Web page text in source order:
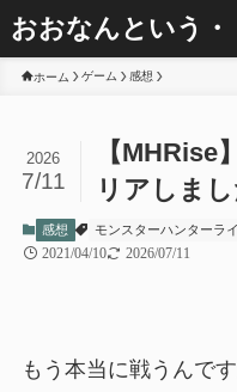
おおなんという・
ホーム ゲーム 感想
【MHRise
リアしまし
2026
7/11
感想 モンスターハンターラ
2021/04/10
2026/07/11
もう本当に戦うんで